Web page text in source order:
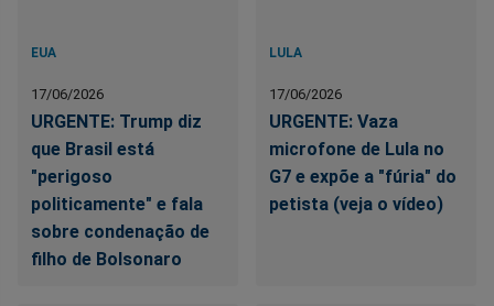
EUA
17/06/2026
URGENTE: Trump diz
que Brasil está
"perigoso
politicamente" e fala
sobre condenação de
filho de Bolsonaro
LULA
17/06/2026
URGENTE: Vaza
microfone de Lula no
G7 e expõe a "fúria" do
petista (veja o vídeo)